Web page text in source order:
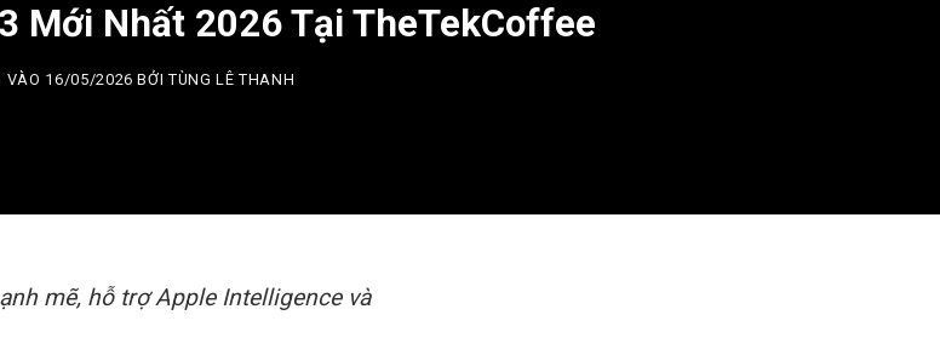
Mới Nhất 2026 Tại TheTekCoffee
VÀO 16/05/2026 BỞITÙNG LÊ THANH
mẽ, hỗ trợ Apple Intelligence và